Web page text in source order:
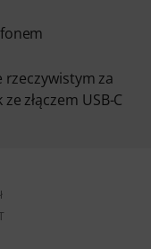
za
złączem USB-C